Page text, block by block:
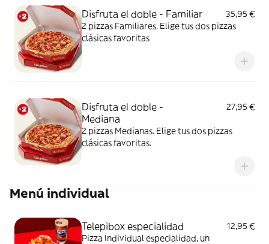
Disfruta el doble - Familiar
35,95 €
2 pizzas Familiares. Elige tus dos pizzas
clásicas favoritas
Disfruta el doble -
Mediana
27,95 €
2 pizzas Medianas. Elige tus dos pizzas
clásicas favoritas.
Menú individual
Telepibox especialidad
12,95 €
Pizza Individual especialidad, un